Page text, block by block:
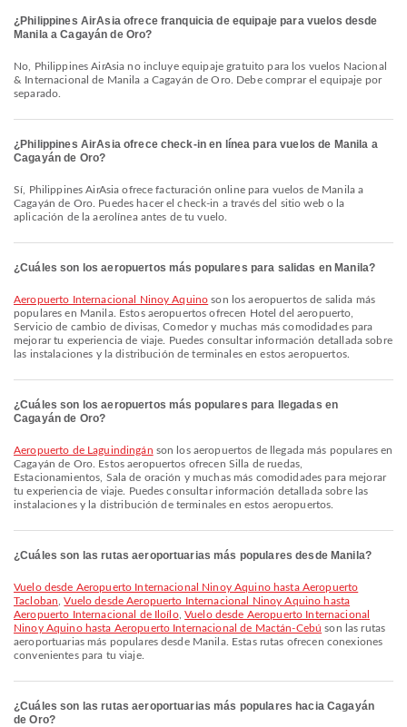
¿Philippines AirAsia ofrece franquicia de equipaje para vuelos desde
Manila a Cagayán de Oro?
No, Philippines AirAsia no incluye equipaje gratuito para los vuelos Nacional
& Internacional de Manila a Cagayán de Oro. Debe comprar el equipaje por
separado.
¿Philippines AirAsia ofrece check-in en línea para vuelos de Manila a
Cagayán de Oro?
Sí, Philippines AirAsia ofrece facturación online para vuelos de Manila a
Cagayán de Oro. Puedes hacer el check-in a través del sitio web o la
aplicación de la aerolínea antes de tu vuelo.
¿Cuáles son los aeropuertos más populares para salidas en Manila?
Aeropuerto Internacional Ninoy Aquino son los aeropuertos de salida más
populares en Manila. Estos aeropuertos ofrecen Hotel del aeropuerto,
Servicio de cambio de divisas, Comedor y muchas más comodidades para
mejorar tu experiencia de viaje. Puedes consultar información detallada sobre
las instalaciones y la distribución de terminales en estos aeropuertos.
¿Cuáles son los aeropuertos más populares para llegadas en
Cagayán de Oro?
Aeropuerto de Laguindingán son los aeropuertos de llegada más populares en
Cagayán de Oro. Estos aeropuertos ofrecen Silla de ruedas,
Estacionamientos, Sala de oración y muchas más comodidades para mejorar
tu experiencia de viaje. Puedes consultar información detallada sobre las
instalaciones y la distribución de terminales en estos aeropuertos.
¿Cuáles son las rutas aeroportuarias más populares desde Manila?
Vuelo desde Aeropuerto Internacional Ninoy Aquino hasta Aeropuerto
Tacloban ,Vuelo desde Aeropuerto Internacional Ninoy Aquino hasta
Aeropuerto Internacional de Iloílo,Vuelo desde Aeropuerto Internacional
Ninoy Aquino hasta Aeropuerto Internacional de Mactán-Cebú son las rutas
aeroportuarias más populares desde Manila. Estas rutas ofrecen conexiones
convenientes para tu viaje.
¿Cuáles son las rutas aeroportuarias más populares hacia Cagayán
de Oro?